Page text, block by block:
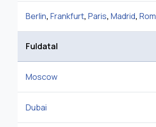
Berlin, Frankfurt, Paris, Madrid, Rom
Fuldatal
Moscow
Dubai